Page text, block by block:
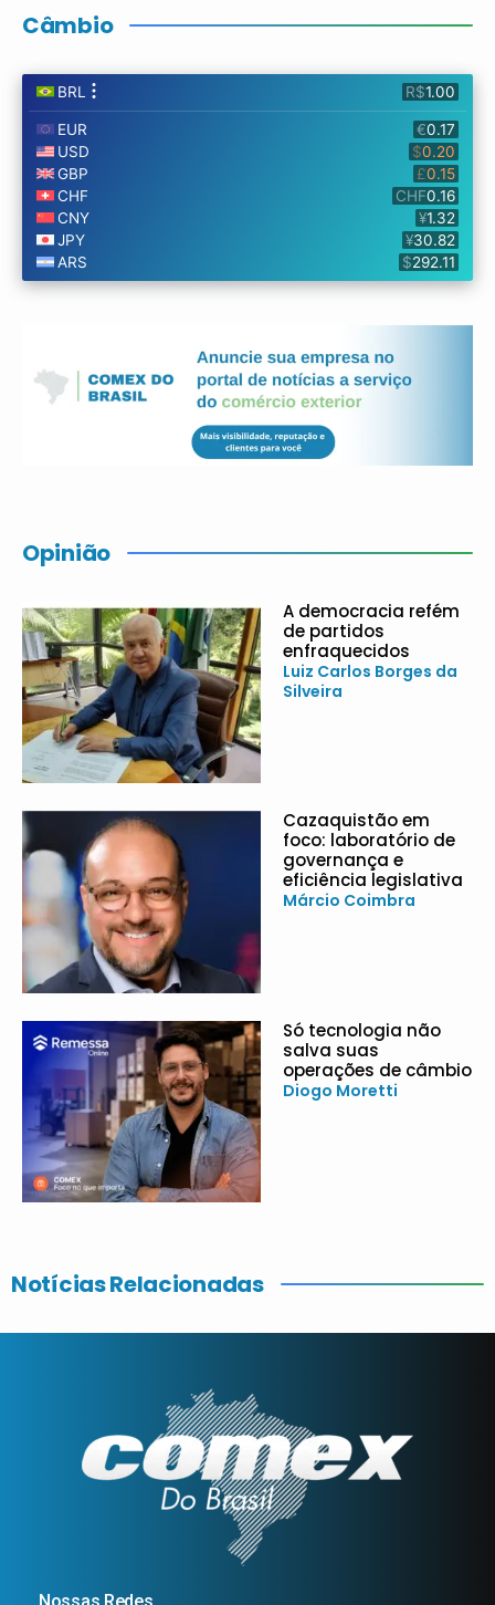
Câmbio
Opinião
A democracia refém
de partidos
enfraquecidos
Luiz Carlos Borges da
Silveira
Cazaquistão em
foco: laboratório de
governança e
eficiência legislativa
Márcio Coimbra
Só tecnologia não
salva suas
operações de câmbio
Diogo Moretti
Notícias Relacionadas